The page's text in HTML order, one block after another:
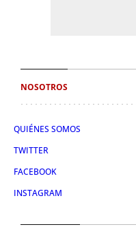
NOSOTROS
QUIÉNES SOMOS
TWITTER
FACEBOOK
INSTAGRAM